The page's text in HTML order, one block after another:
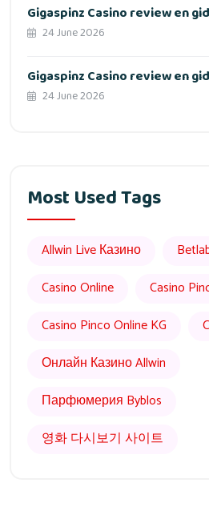
Gigaspinz Casino review en
24 June 2026
Gigaspinz Casino review en
24 June 2026
Most Used Tags
Allwin Live Казино
Casino Online
Casino
Casino Pinco Online KG
Онлайн Казино Allwin
Парфюмерия Byblos
영화 다시보기 사이트